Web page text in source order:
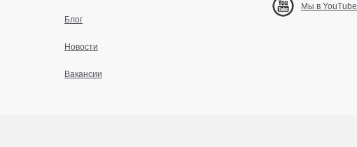
Блог
Новости
Вакансии
Мы в YouTube